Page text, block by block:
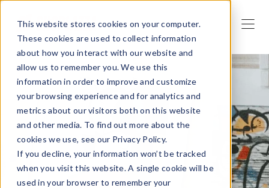
This website stores cookies on your computer.
These cookies are used to collect information
about how you interact with our website and
allow us to remember you. We use this
information in order to improve and customize
your browsing experience and for analytics and
metrics about our visitors both on this website
and other media. To find out more about the
cookies we use, see our Privacy Policy.
If you decline, your information won’t be tracked
when you visit this website. A single cookie will be
used in your browser to remember your